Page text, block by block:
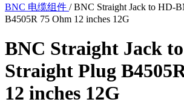
BNC 电缆组件 / BNC Straight Jack to HD-
B4505R 75 Ohm 12 inches 12G
BNC Straight Jack
Straight Plug
12 inches 12G